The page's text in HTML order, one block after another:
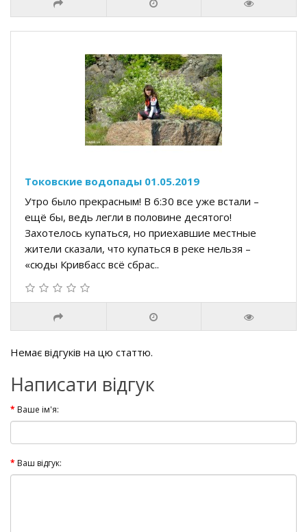
Токовские водопады 01.05.2019
Утро было прекрасным! В 6:30 все уже встали –
ещё бы, ведь легли в половине десятого!
Захотелось купаться, но приехавшие местные
жители сказали, что купаться в реке нельзя –
«сюды Кривбасс всё сбрас..
Немає відгуків на цю статтю.
Написати відгук
Ваше ім'я:
Ваш відгук: